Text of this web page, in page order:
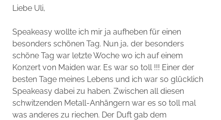
Liebe Uli,
Speakeasy wollte ich mir ja aufheben für einen
besonders schönen Tag. Nun ja, der besonders
schöne Tag war letzte Woche wo ich auf einem
Konzert von Maiden war. Es war so toll !!! Einer der
besten Tage meines Lebens und ich war so glücklich
Speakeasy dabei zu haben. Zwischen all diesen
schwitzenden Metall-Anhängern war es so toll mal
was anderes zu riechen. Der Duft gab dem